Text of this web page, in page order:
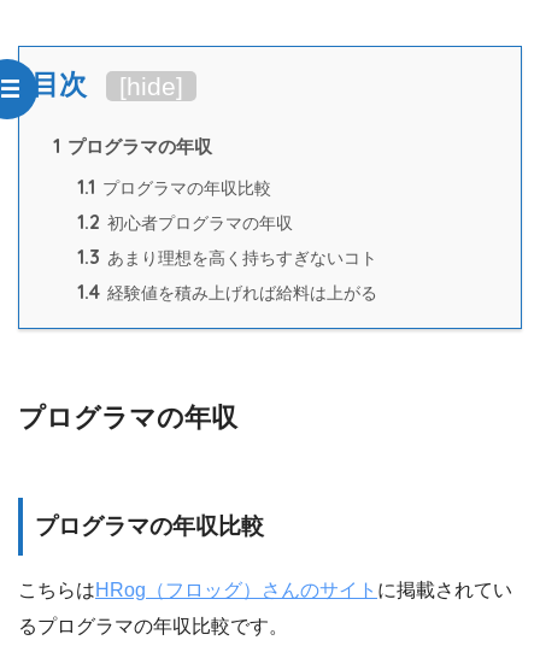
目次 [hide]
1 プログラマの年収
1.1 プログラマの年収比較
1.2 初心者プログラマの年収
1.3 あまり理想を高く持ちすぎないコト
1.4 経験値を積み上げれば給料は上がる
プログラマの年収
プログラマの年収比較
こちらはHRog（フロッグ）さんのサイト に掲載されてい
るプログラマの年収比較です。